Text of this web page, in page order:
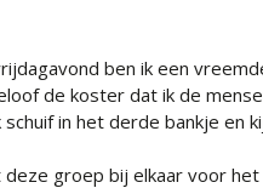
ben ik een
de koster dat ik de
in het derde bankje en
deze groep bij elkaar voor